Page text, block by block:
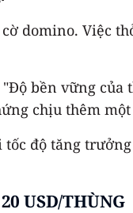
domino. Việc
bền vững
chịu thêm một
độ tăng
USD/THÙNG